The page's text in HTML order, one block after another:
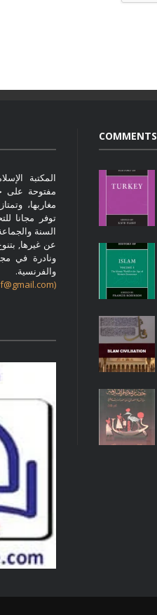
المكتبة
مفتوحة على
مغاربها،
توفر مجانا
السنة
عن غيرها,
ونادرة في
(fobcaf@gmail.com)
COMMENTS